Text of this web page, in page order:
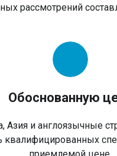
рассмотрений
Обоснованную
Азия и англоязычные